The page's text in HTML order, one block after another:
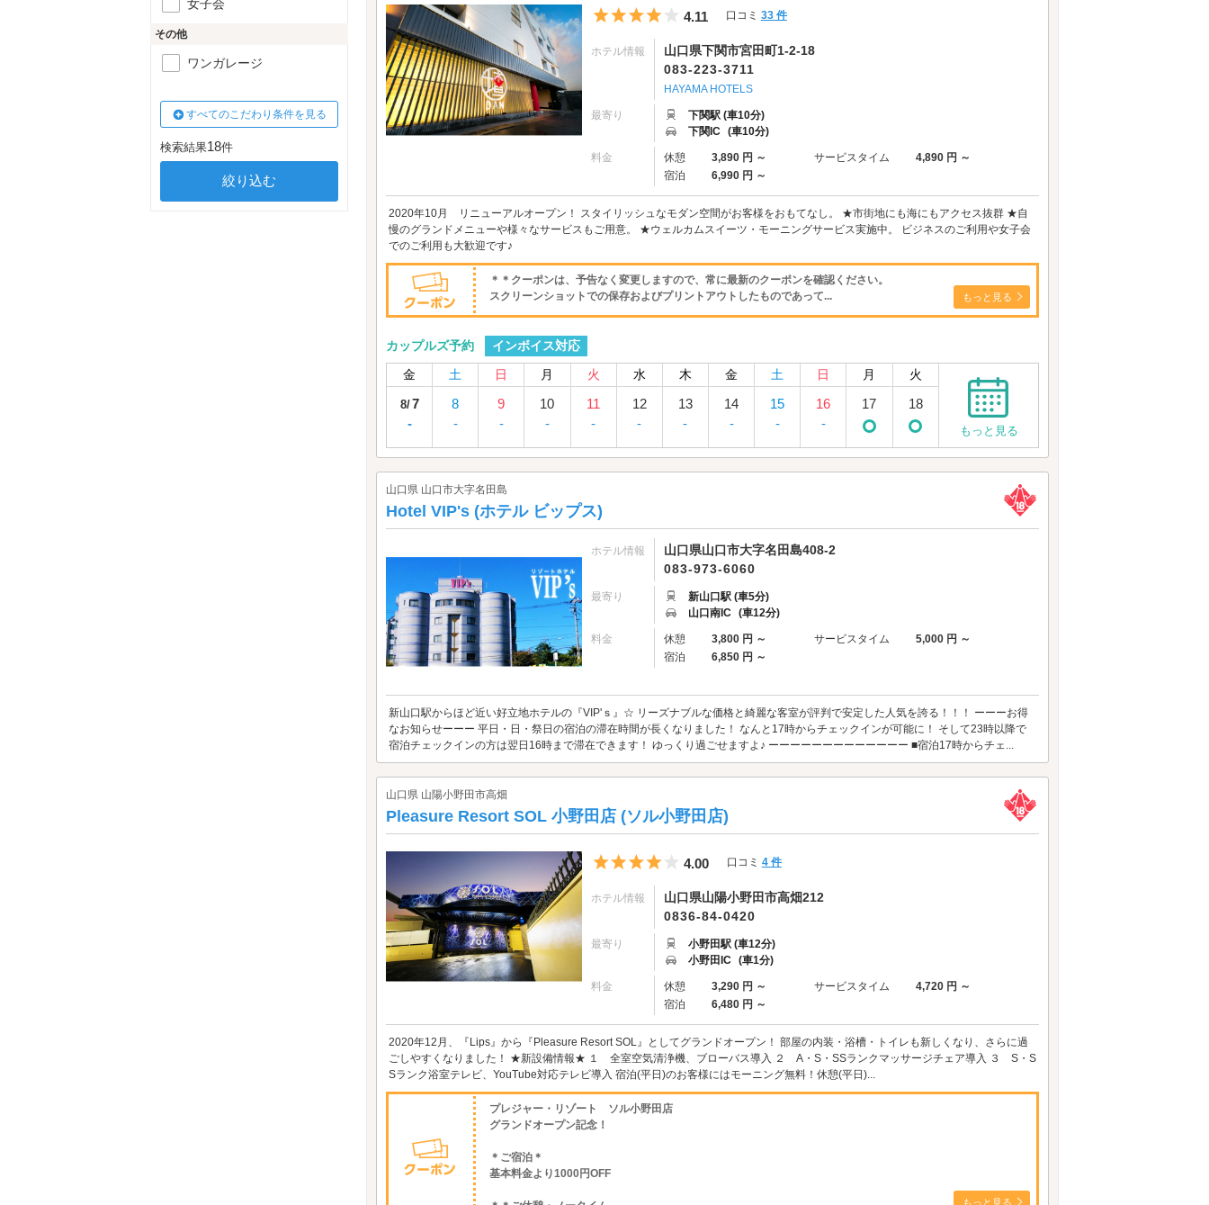
5つ星のうち4
4.11 口コミ 33 件
ホテル情報
山口県下関市宮田町1-2-18
083-223-3711
HAYAMA HOTELS
最寄り
下関駅 (車10分)
下関IC (車10分)
料金 休憩 3,890 円 ～ サービスタイム
4,890 円 ～
宿泊
6,990 円 ～
2020年10月 リニューアルオープン！ スタイリッシュなモダン空間がお客様をおもてなし。 ★市街地にも海にもアクセス抜群 ★自
慢のグランドメニューや様々なサービスもご用意。 ★ウェルカムスイーツ・モーニングサービス実施中。 ビジネスのご利用や女子会
でのご利用も大歓迎です♪
＊＊クーポンは、予告なく変更しますので、常に最新のクーポンを確認ください。
スクリーンショットでの保存およびプリントアウトしたものであって...
もっと見る
カップルズ予約
インボイス対応
金
土 日 月 火 水 木 金 土 日 月 火
8/7
-
8
-
9
-
10
-
11
-
12
-
13
-
14
-
15
-
16
-
17 18
もっと見る
山口県 山口市大字名田島
Hotel VIP's (ホテル ビップス)
ホテル情報
山口県山口市大字名田島408-2
083-973-6060
最寄り
新山口駅 (車5分)
山口南IC (車12分)
料金 休憩 3,800 円 ～ サービスタイム
5,000 円 ～
宿泊
6,850 円 ～
新山口駅からほど近い好立地ホテルの『VIP'ｓ』☆ リーズナブルな価格と綺麗な客室が評判で安定した人気を誇る！！！ ーーーお得
なお知らせーーー 平日・日・祭日の宿泊の滞在時間が長くなりました！ なんと17時からチェックインが可能に！ そして23時以降で
宿泊チェックインの方は翌日16時まで滞在できます！ ゆっくり過ごせますよ♪ ーーーーーーーーーーーーー ■宿泊17時からチェ...
山口県 山陽小野田市高畑
Pleasure Resort SOL 小野田店 (ソル小野田店)
5つ星のうち4
4.00 口コミ 4 件
ホテル情報
山口県山陽小野田市高畑212
0836-84-0420
最寄り
小野田駅 (車12分)
小野田IC (車1分)
料金 休憩 3,290 円 ～ サービスタイム
4,720 円 ～
宿泊
6,480 円 ～
2020年12月、『Lips』から『Pleasure Resort SOL』としてグランドオープン！ 部屋の内装・浴槽・トイレも新しくなり、さらに過
ごしやすくなりました！ ★新設備情報★ １ 全室空気清浄機、ブローバス導入 ２ A・S・SSランクマッサージチェア導入 ３ S・S
Sランク浴室テレビ、YouTube対応テレビ導入 宿泊(平日)のお客様にはモーニング無料！休憩(平日)...
プレジャー・リゾート ソル小野田店
グランドオープン記念！
＊ご宿泊＊
基本料金より1000円OFF
もっと見る
女子会
その他
ワンガレージ
すべてのこだわり条件を見る
検索結果18件